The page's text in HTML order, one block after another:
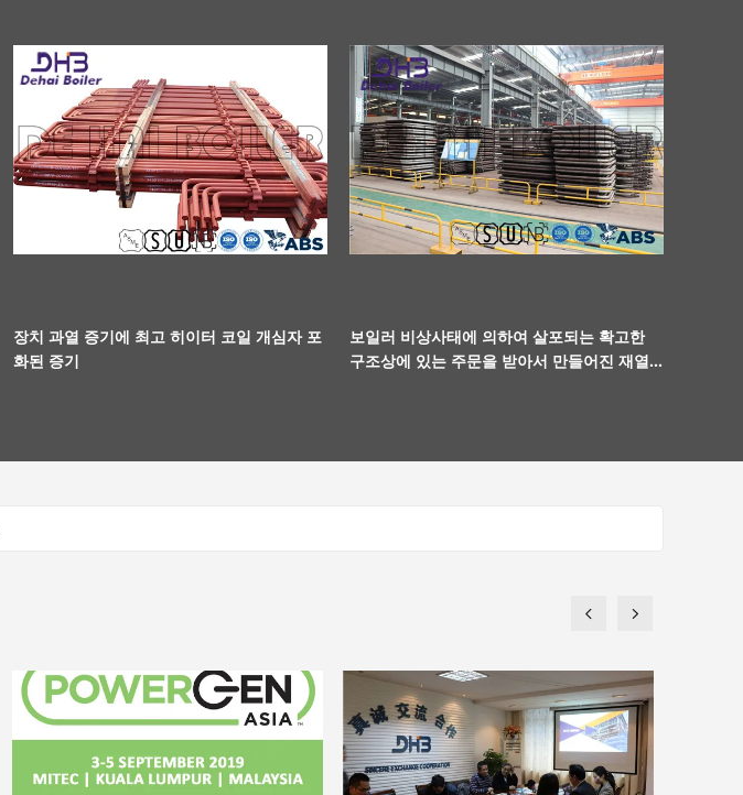
장치 과열 증기에 최고 히이터 코일 개심자 포
화된 증기
보일러 비상사태에 의하여 살포되는 확고한
구조상에 있는 주문을 받아서 만들어진 재열